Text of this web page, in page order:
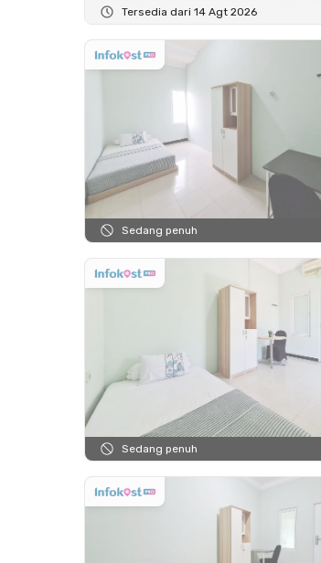
Tersedia dari 14 Agt 2026
Sedang penuh
Sedang penuh